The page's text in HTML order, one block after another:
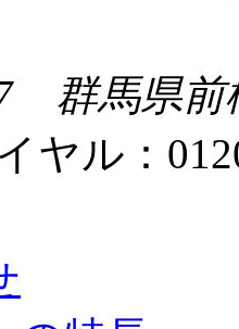
群馬県前
ヤル：